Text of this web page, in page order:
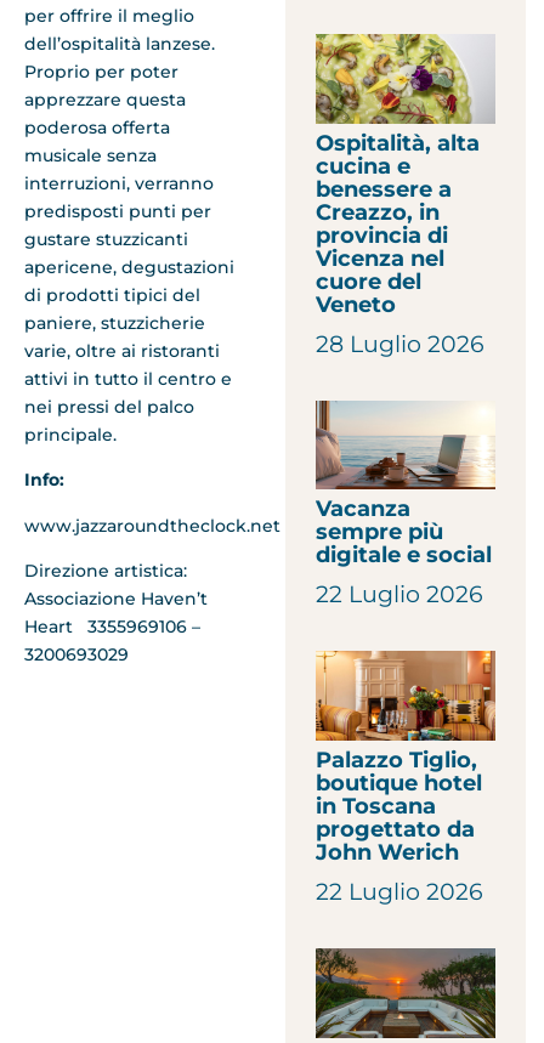
per offrire il meglio
dell’ospitalità lanzese.
Proprio per poter
apprezzare questa
poderosa offerta
musicale senza
interruzioni, verranno
predisposti punti per
gustare stuzzicanti
apericene, degustazioni
di prodotti tipici del
paniere, stuzzicherie
varie, oltre ai ristoranti
attivi in tutto il centro e
nei pressi del palco
principale.
Info:
www.jazzaroundtheclock.net
Direzione artistica:
Associazione Haven’t
Heart 3355969106 –
3200693029
Ospitalità, alta
cucina e
benessere a
Creazzo, in
provincia di
Vicenza nel
cuore del
Veneto
28 Luglio 2026
Vacanza
sempre più
digitale e social
22 Luglio 2026
Palazzo Tiglio,
boutique hotel
in Toscana
progettato da
John Werich
22 Luglio 2026